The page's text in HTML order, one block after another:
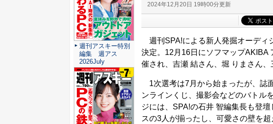
2024年12月20日 19時00分更新
週刊SPA!による新人発掘オーディ
決定。12月16日にソフマップAKIBA
催され、吉瀬 結さん、堀 りまさん、
1次選考は7月から始まったが、誌
ンラインくじ、撮影会などのバトル
ジには、SPA!の石井 智編集長も登
スの3人が揃ったし、可愛さの壁を
週刊アスキー特別
編集 週アス
2026July